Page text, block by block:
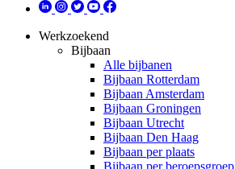
Werkzoekend
Bijbaan
Alle bijbanen
Bijbaan Rotterdam
Bijbaan Amsterdam
Bijbaan Groningen
Bijbaan Utrecht
Bijbaan Den Haag
Bijbaan per plaats
Bijbaan per beroepsgroep